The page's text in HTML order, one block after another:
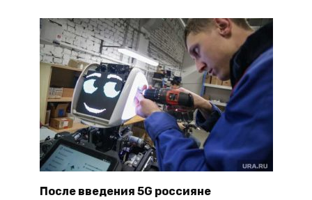
После введения 5G россияне